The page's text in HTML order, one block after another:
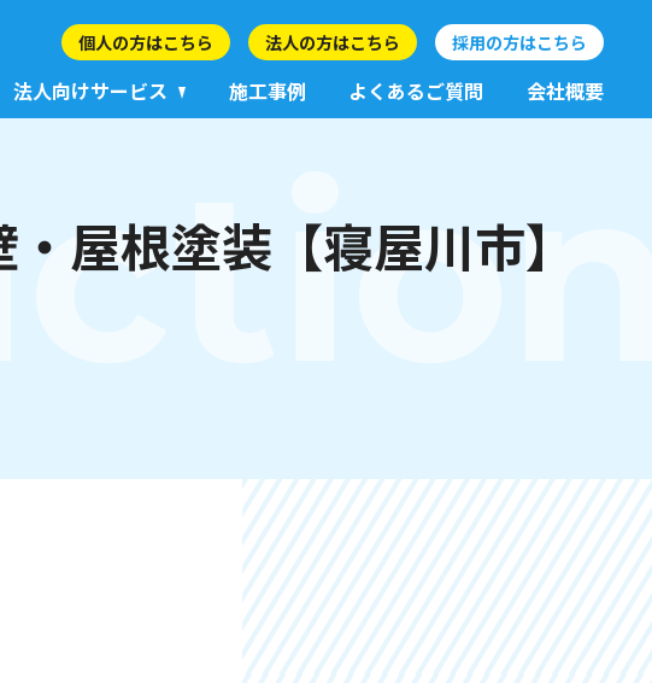
個人の方はこちら 法人の方はこちら 採用の方はこちら
法人向けサービス 施工事例 よくあるご質問 会社概要
屋根塗装【寝屋川市】